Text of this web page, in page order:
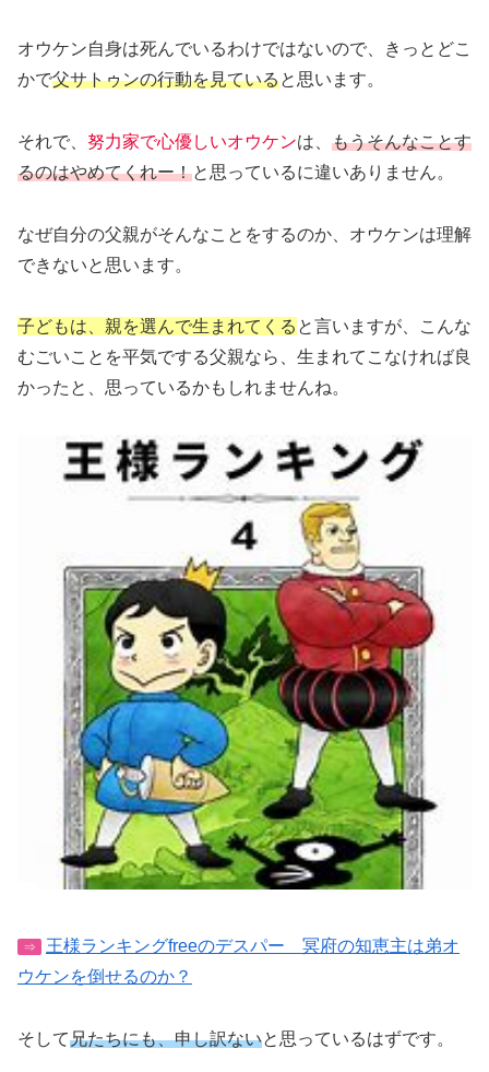
オウケン自身は死んでいるわけではないので、きっとどこ
かで父サトゥンの行動を見ていると思います。
それで、 努力家で心優しいオウケンは、 もうそんなことす
るのはやめてくれー！と思っているに違いありません。
なぜ自分の父親がそんなことをするのか、オウケンは理解
できないと思います。
子どもは、親を選んで生まれてくる と言いますが、こんな
むごいことを平気でする父親なら、生まれてこなければ良
かったと、思っているかもしれませんね。
⇒
王様ランキングfreeのデスパー 冥府の知恵主は弟オ
ウケンを倒せるのか？
そして兄たちにも、申し訳ないと思っているはずです。